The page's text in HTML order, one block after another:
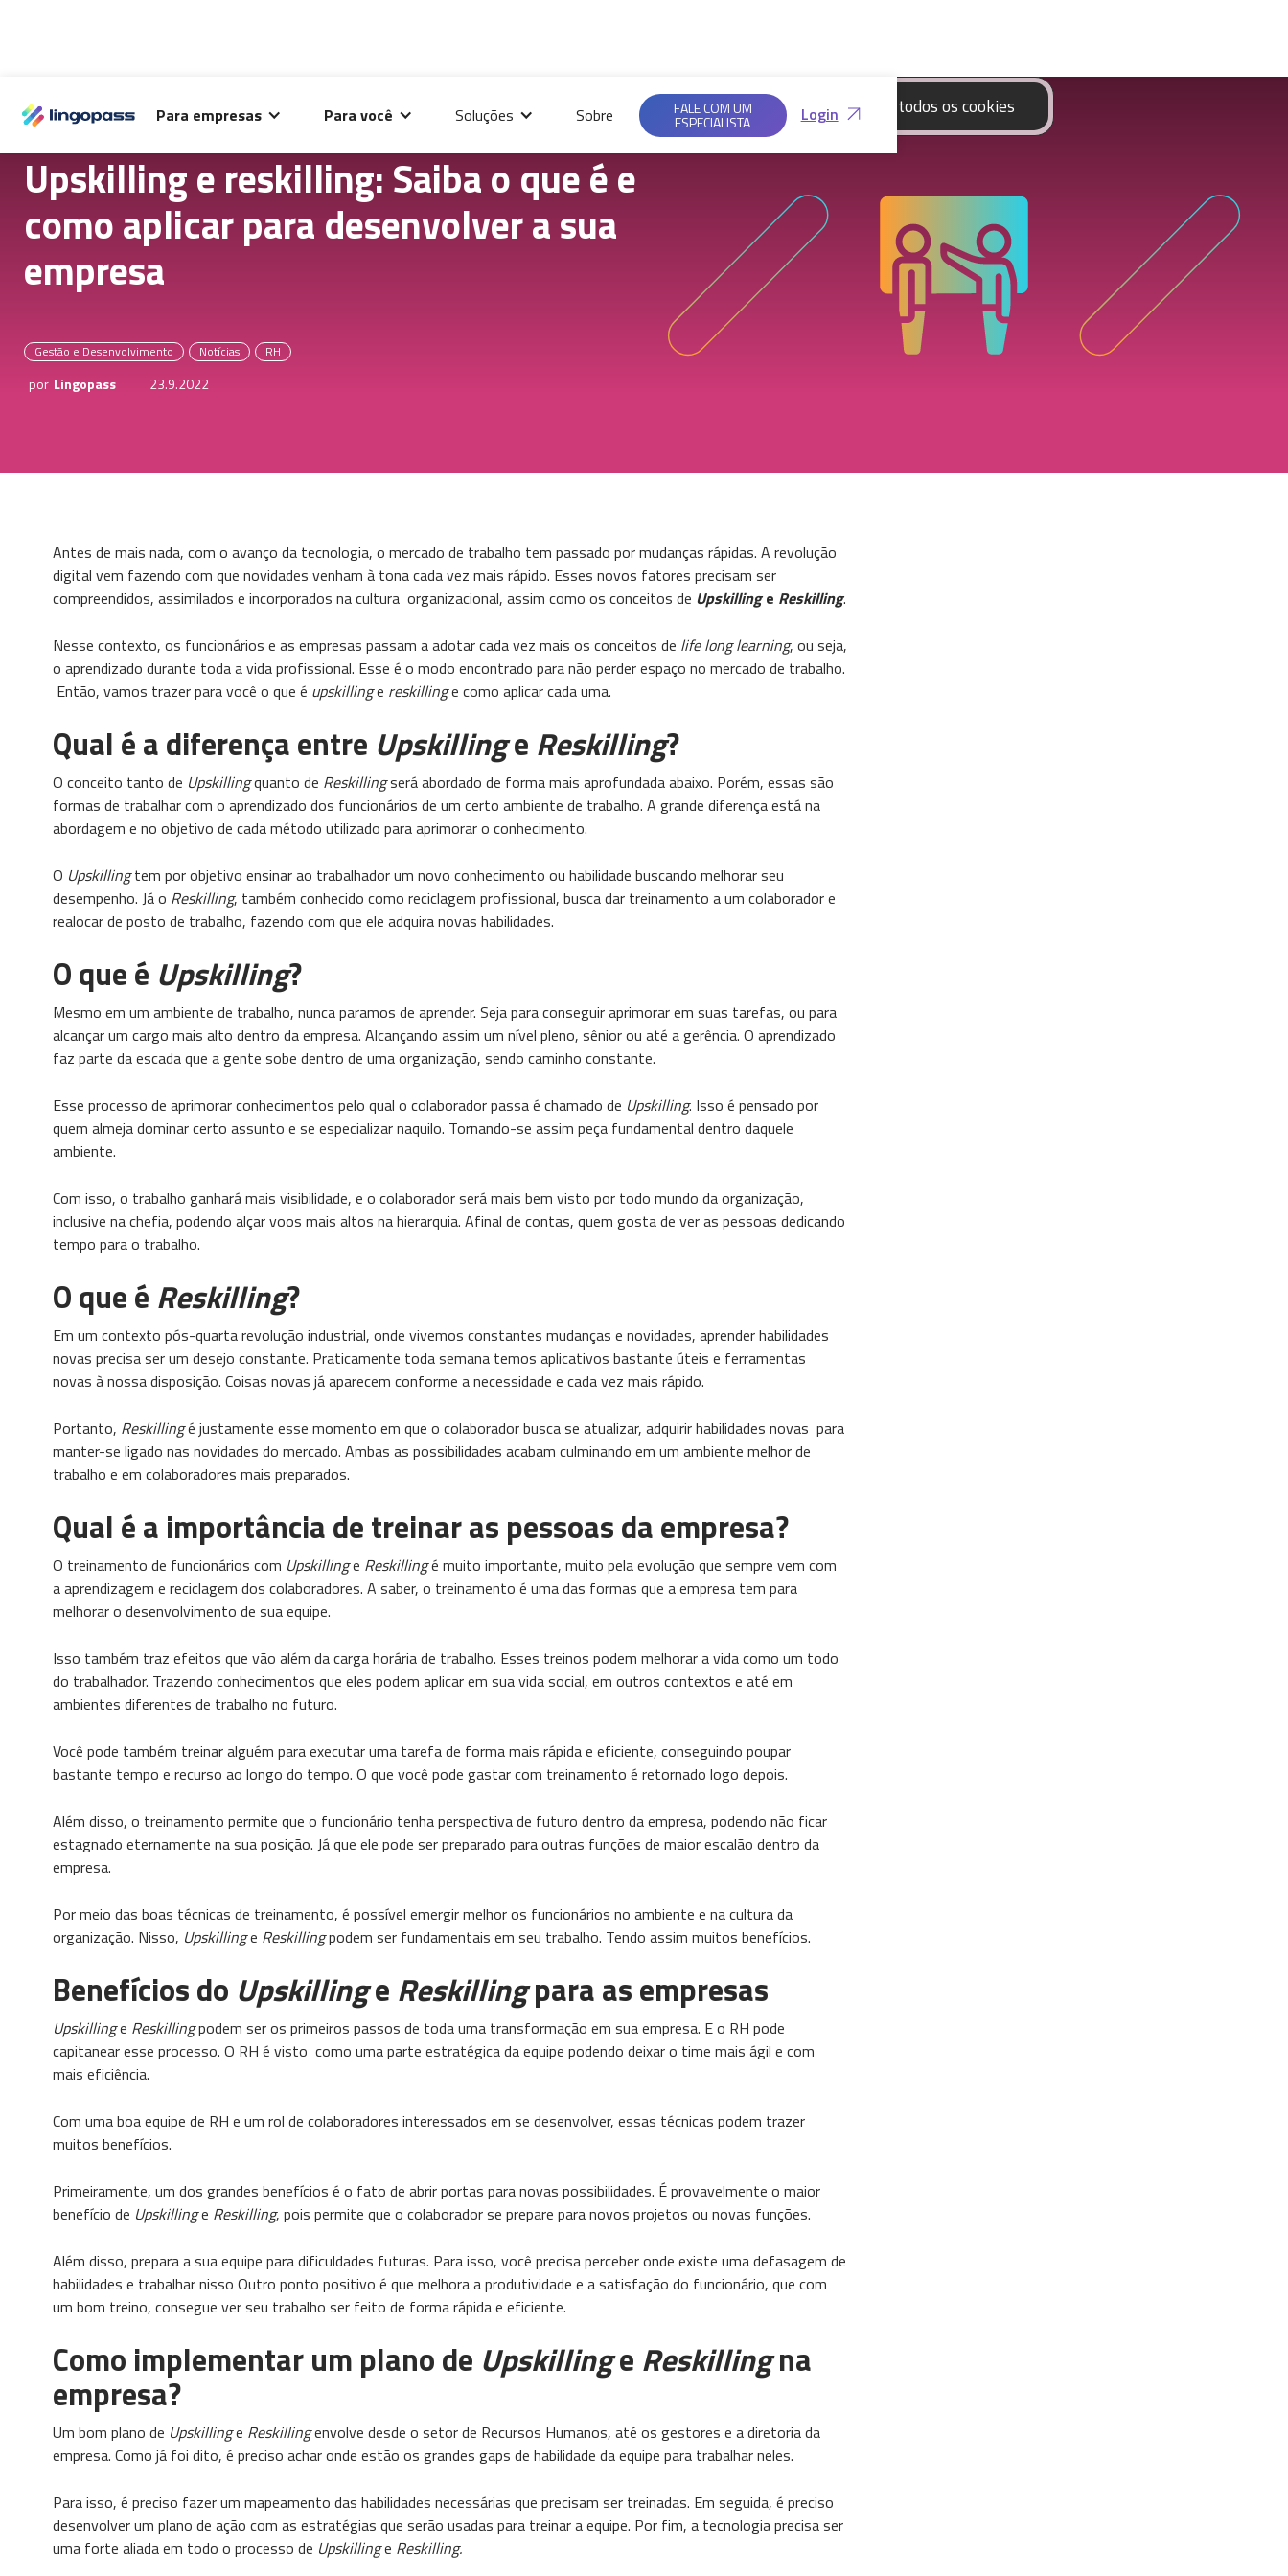
Para empresas Para você Soluções Sobre FALE COM UM
ESPECIALISTA Login
deste site e melhorar sua experiência de navegação.
Saiba mais em nossas
Políticas de
Privacidade.
Aceitar todos os cookies
Upskilling e reskilling: Saiba o que é e
como aplicar para desenvolver a sua
empresa
Gestão e Desenvolvimento Notícias RH
por Lingopass 23.9.2022
Antes de mais nada, com o avanço da tecnologia, o mercado de trabalho tem passado por mudanças rápidas. A revolução
digital vem fazendo com que novidades venham à tona cada vez mais rápido. Esses novos fatores precisam ser
compreendidos, assimilados e incorporados na cultura organizacional, assim como os conceitos de Upskillinge Reskilling.
Nesse contexto, os funcionários e as empresas passam a adotar cada vez mais os conceitos de life long learning, ou seja,
o aprendizado durante toda a vida profissional. Esse é o modo encontrado para não perder espaço no mercado de trabalho.
Então, vamos trazer para você o que é upskillinge reskillinge como aplicar cada uma.
Qual é a diferença entre Upskillinge Reskilling?
O conceito tanto de Upskillingquanto de Reskillingserá abordado de forma mais aprofundada abaixo. Porém, essas são
formas de trabalhar com o aprendizado dos funcionários de um certo ambiente de trabalho. A grande diferença está na
abordagem e no objetivo de cada método utilizado para aprimorar o conhecimento.
O Upskillingtem por objetivo ensinar ao trabalhador um novo conhecimento ou habilidade buscando melhorar seu
desempenho. Já o Reskilling, também conhecido como reciclagem profissional, busca dar treinamento a um colaborador e
realocar de posto de trabalho, fazendo com que ele adquira novas habilidades.
O que é Upskilling?
Mesmo em um ambiente de trabalho, nunca paramos de aprender. Seja para conseguir aprimorar em suas tarefas, ou para
alcançar um cargo mais alto dentro da empresa. Alcançando assim um nível pleno, sênior ou até a gerência. O aprendizado
faz parte da escada que a gente sobe dentro de uma organização, sendo caminho constante.
Esse processo de aprimorar conhecimentos pelo qual o colaborador passa é chamado de Upskilling. Isso é pensado por
quem almeja dominar certo assunto e se especializar naquilo. Tornando-se assim peça fundamental dentro daquele
ambiente.
Com isso, o trabalho ganhará mais visibilidade, e o colaborador será mais bem visto por todo mundo da organização,
inclusive na chefia, podendo alçar voos mais altos na hierarquia. Afinal de contas, quem gosta de ver as pessoas dedicando
tempo para o trabalho.
O que é Reskilling?
Em um contexto pós-quarta revolução industrial, onde vivemos constantes mudanças e novidades, aprender habilidades
novas precisa ser um desejo constante. Praticamente toda semana temos aplicativos bastante úteis e ferramentas
novas à nossa disposição. Coisas novas já aparecem conforme a necessidade e cada vez mais rápido.
Portanto, Reskillingé justamente esse momento em que o colaborador busca se atualizar, adquirir habilidades novas para
manter-se ligado nas novidades do mercado. Ambas as possibilidades acabam culminando em um ambiente melhor de
trabalho e em colaboradores mais preparados.
Qual é a importância de treinar as pessoas da empresa?
O treinamento de funcionários com Upskillinge Reskillingé muito importante, muito pela evolução que sempre vem com
a aprendizagem e reciclagem dos colaboradores. A saber, o treinamento é uma das formas que a empresa tem para
melhorar o desenvolvimento de sua equipe.
Isso também traz efeitos que vão além da carga horária de trabalho. Esses treinos podem melhorar a vida como um todo
do trabalhador. Trazendo conhecimentos que eles podem aplicar em sua vida social, em outros contextos e até em
ambientes diferentes de trabalho no futuro.
Você pode também treinar alguém para executar uma tarefa de forma mais rápida e eficiente, conseguindo poupar
bastante tempo e recurso ao longo do tempo. O que você pode gastar com treinamento é retornado logo depois.
Além disso, o treinamento permite que o funcionário tenha perspectiva de futuro dentro da empresa, podendo não ficar
estagnado eternamente na sua posição. Já que ele pode ser preparado para outras funções de maior escalão dentro da
empresa.
Por meio das boas técnicas de treinamento, é possível emergir melhor os funcionários no ambiente e na cultura da
organização. Nisso, Upskillinge Reskillingpodem ser fundamentais em seu trabalho. Tendo assim muitos benefícios.
Benefícios do Upskillinge Reskillingpara as empresas
Upskillinge Reskillingpodem ser os primeiros passos de toda uma transformação em sua empresa. E o RH pode
capitanear esse processo. O RH é visto como uma parte estratégica da equipe podendo deixar o time mais ágil e com
mais eficiência.
Com uma boa equipe de RH e um rol de colaboradores interessados em se desenvolver, essas técnicas podem trazer
muitos benefícios.
Primeiramente, um dos grandes benefícios é o fato de abrir portas para novas possibilidades. É provavelmente o maior
benefício de Upskillinge Reskilling, pois permite que o colaborador se prepare para novos projetos ou novas funções.
Além disso, prepara a sua equipe para dificuldades futuras. Para isso, você precisa perceber onde existe uma defasagem de
habilidades e trabalhar nisso Outro ponto positivo é que melhora a produtividade e a satisfação do funcionário, que com
um bom treino, consegue ver seu trabalho ser feito de forma rápida e eficiente.
Como implementar um plano de Upskillinge Reskillingna
empresa?
Um bom plano de Upskillinge Reskillingenvolve desde o setor de Recursos Humanos, até os gestores e a diretoria da
empresa. Como já foi dito, é preciso achar onde estão os grandes gaps de habilidade da equipe para trabalhar neles.
Para isso, é preciso fazer um mapeamento das habilidades necessárias que precisam ser treinadas. Em seguida, é preciso
desenvolver um plano de ação com as estratégias que serão usadas para treinar a equipe. Por fim, a tecnologia precisa ser
uma forte aliada em todo o processo de Upskillinge Reskilling.